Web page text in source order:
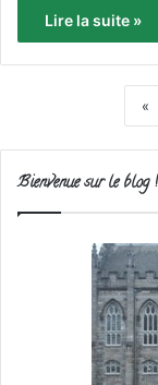
Lire la suite »
«
Bienvenue sur le blog !